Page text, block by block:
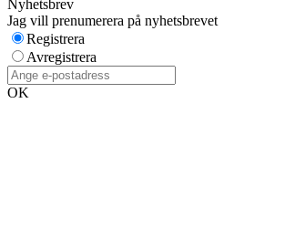
Nyhetsbrev
Jag vill prenumerera på nyhetsbrevet
Registrera
Avregistrera
OK